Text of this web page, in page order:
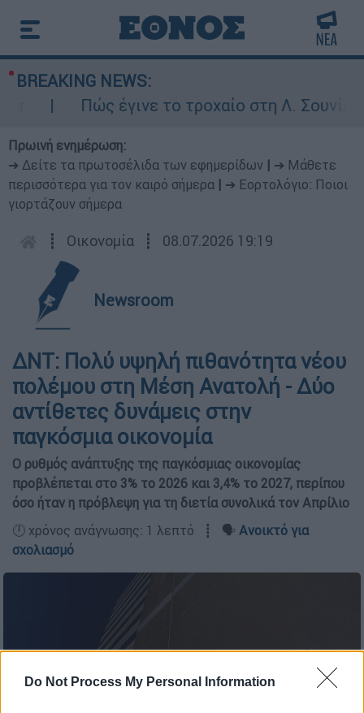
Do Not Process My Personal Information
BREAKING NEWS:
Πώς έγινε το τροχαίο στη Λ.
Πρωινή ενημέρωση:
➔ Δείτε τα πρωτοσέλιδα των εφημερίδων
➔ Μάθετε
περισσότερα για τον καιρό σήμερα
➔ Εορτολόγιο: Ποιοι
γιορτάζουν σήμερα
┋ Οικονομία ┋ 08.07.2026 19:19
Newsroom
ΔΝΤ: Πολύ υψηλή πιθανότητα νέου
πολέμου στη Μέση Ανατολή - Δύο
αντίθετες δυνάμεις στην
παγκόσμια οικονομία
Ο ρυθμός ανάπτυξης της παγκόσμιας οικονομίας
προβλέπεται στο 3% το 2026 και 3,4% το 2027, περίπου
όσο ήταν η πρόβλεψη για τη διετία συνολικά τον Απρίλιο
🕛 χρόνος ανάγνωσης: 1 λεπτό ┋ 🗣️ Ανοικτό για
σχολιασμό